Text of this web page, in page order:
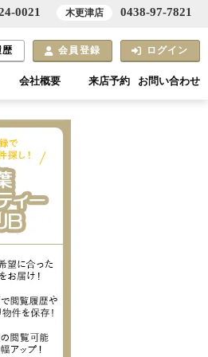
歴 会員登録 ログイン
会社概要 来店予約 お問い合わせ
0021 木更津店 0438-97-7821